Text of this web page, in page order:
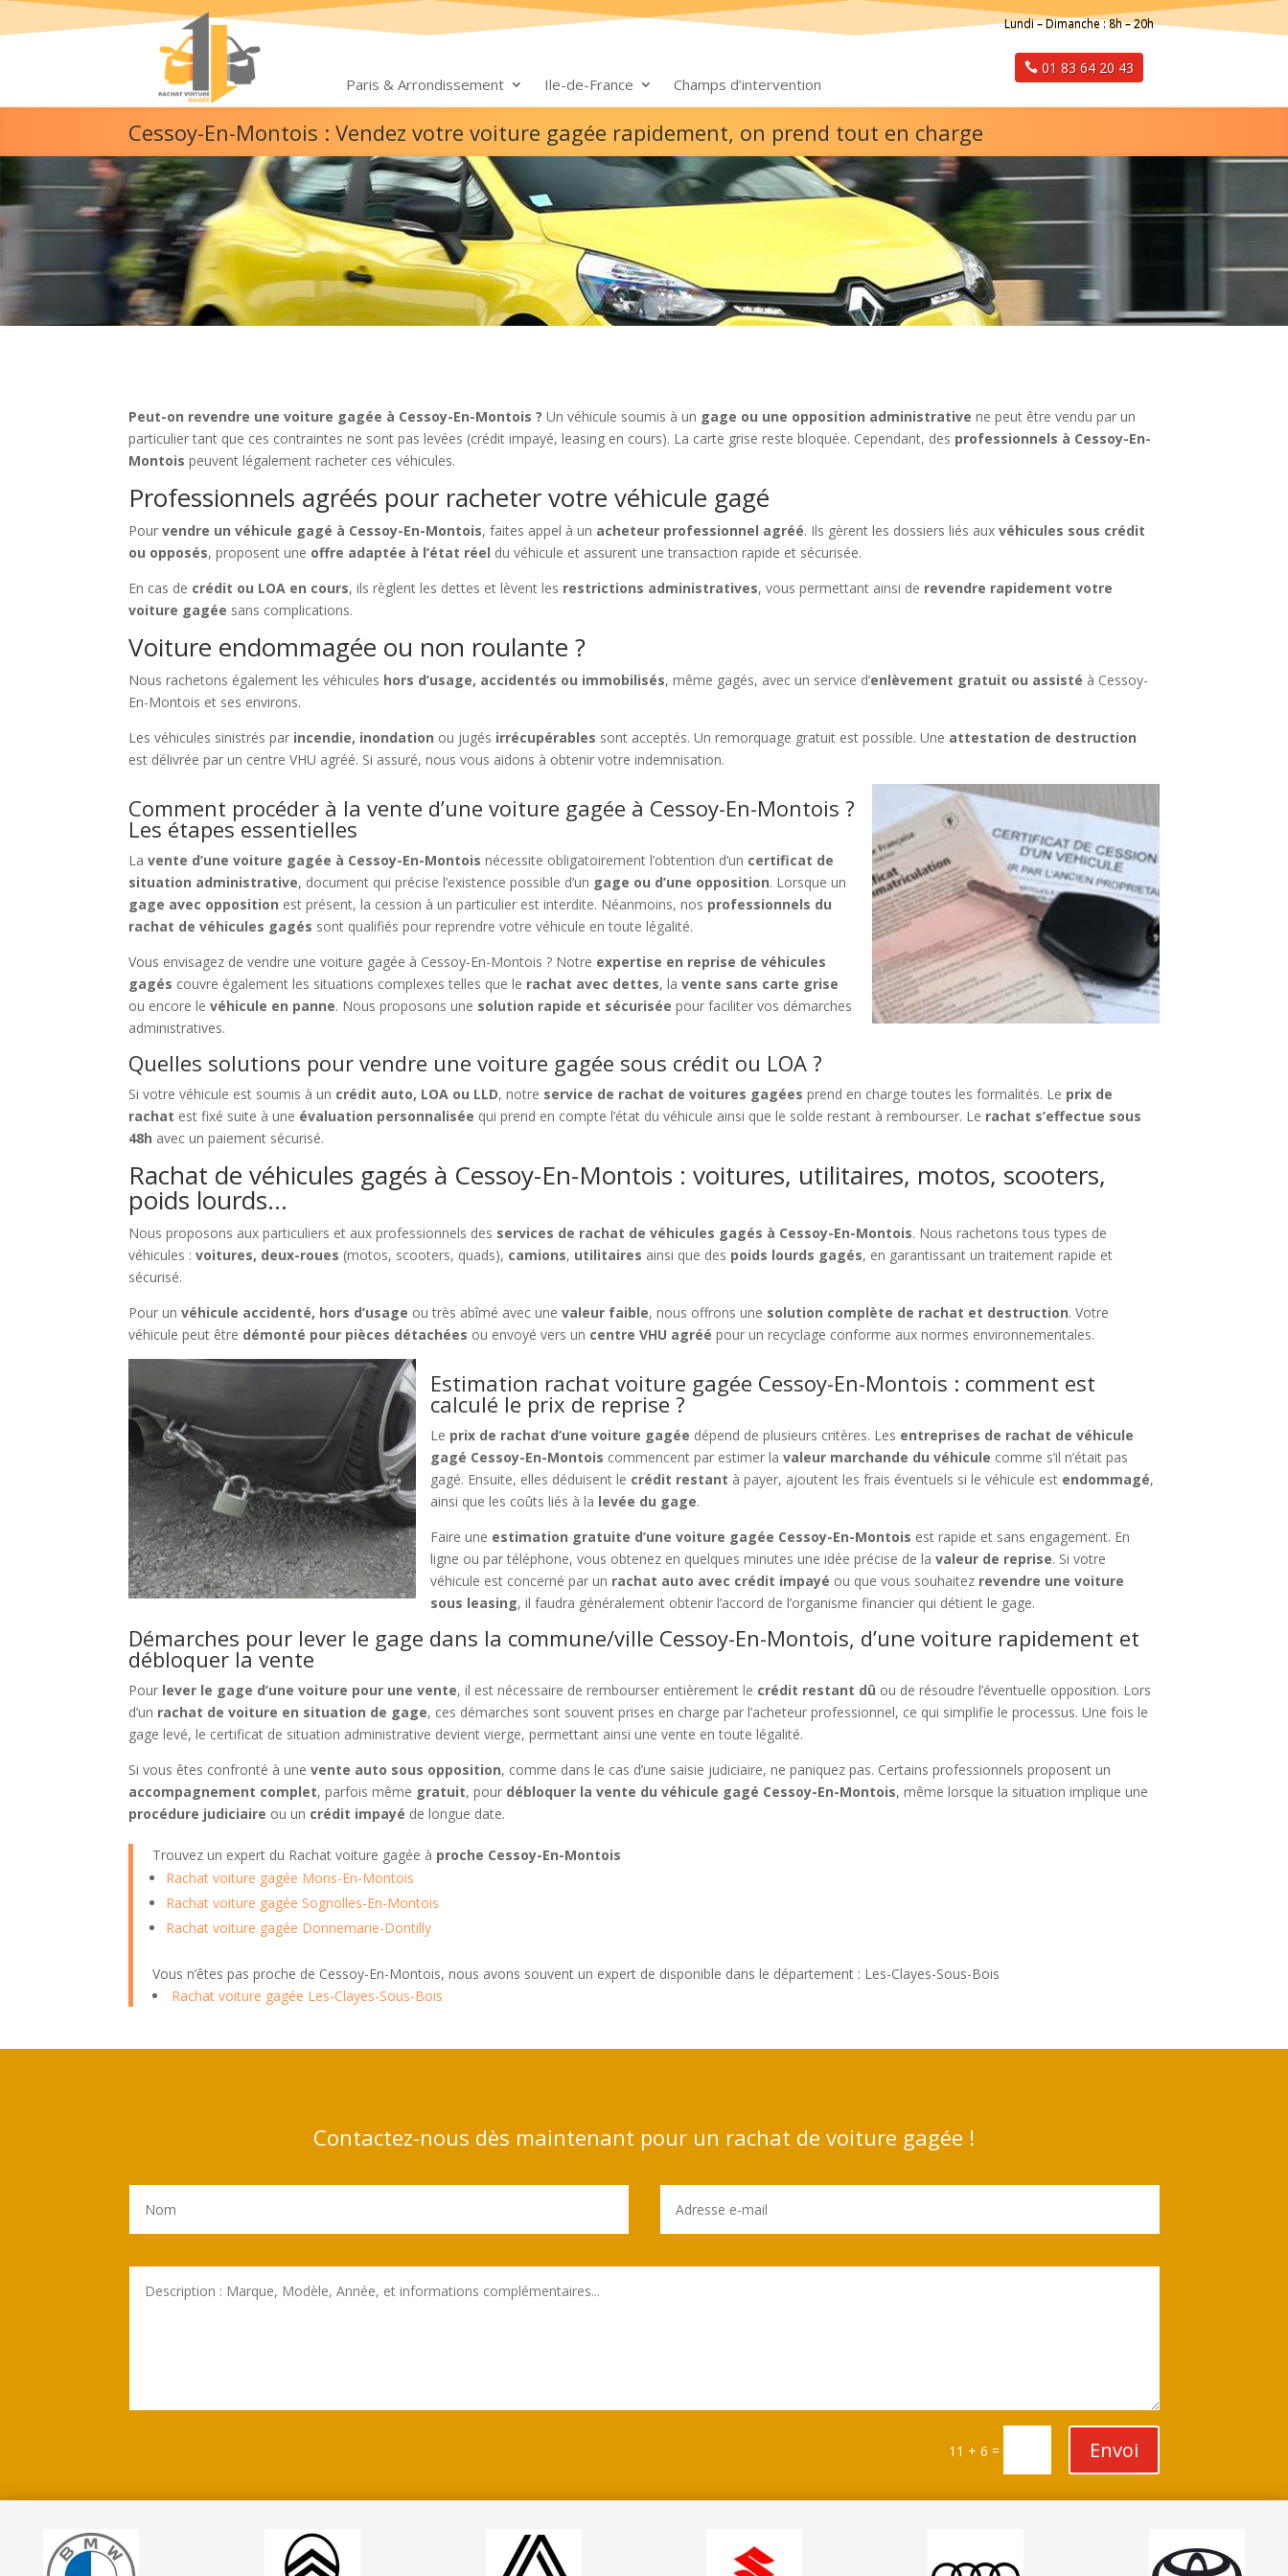
Paris & Arrondissement Ile-de-France Champs d’intervention
Lundi – Dimanche : 8h – 20h
01 83 64 20 43
Cessoy-En-Montois : Vendez votre voiture gagée rapidement, on prend tout en charge
Peut-on revendre une voiture gagée à Cessoy-En-Montois ? Un véhicule soumis à un gage ou une opposition administrative ne peut être vendu par un
particulier tant que ces contraintes ne sont pas levées (crédit impayé, leasing en cours). La carte grise reste bloquée. Cependant, des professionnels à Cessoy-En-
Montois peuvent légalement racheter ces véhicules.
Professionnels agréés pour racheter votre véhicule gagé
Pourvendre un véhicule gagé à Cessoy-En-Montois, faites appel à un acheteur professionnel agréé. Ils gèrent les dossiers liés auxvéhicules sous crédit
ou opposés, proposent une offre adaptée à l’état réel du véhicule et assurent une transaction rapide et sécurisée.
En cas de crédit ou LOA en cours, ils règlent les dettes et lèvent les restrictions administratives, vous permettant ainsi de revendre rapidement votre
voiture gagée sans complications.
Voiture endommagée ou non roulante ?
Nous rachetons également les véhicules hors d’usage, accidentés ou immobilisés, même gagés, avec un service d’enlèvement gratuit ou assisté à Cessoy-
En-Montois et ses environs.
Les véhicules sinistrés par incendie, inondation ou jugés irrécupérables sont acceptés. Un remorquage gratuit est possible. Une attestation de destruction
est délivrée par un centre VHU agréé. Si assuré, nous vous aidons à obtenir votre indemnisation.
Comment procéder à la vente d’une voiture gagée à Cessoy-En-Montois ?
Les étapes essentielles
Lavente d’une voiture gagée à Cessoy-En-Montois nécessite obligatoirement l’obtention d’un certificat de
situation administrative, document qui précise l’existence possible d’un gage ou d’une opposition. Lorsque un
gage avec opposition est présent, la cession à un particulier est interdite. Néanmoins, nos professionnels du
rachat de véhicules gagés sont qualifiés pour reprendre votre véhicule en toute légalité.
Vous envisagez de vendre une voiture gagée à Cessoy-En-Montois ? Notre expertise en reprise de véhicules
gagés couvre également les situations complexes telles que le rachat avec dettes, lavente sans carte grise
ou encore levéhicule en panne. Nous proposons une solution rapide et sécurisée pour faciliter vos démarches
administratives.
Quelles solutions pour vendre une voiture gagée sous crédit ou LOA ?
Si votre véhicule est soumis à un crédit auto, LOA ou LLD, notre service de rachat de voitures gagées prend en charge toutes les formalités. Le prix de
rachat est fixé suite à une évaluation personnalisée qui prend en compte l’état du véhicule ainsi que le solde restant à rembourser. Le rachat s’effectue sous
48h avec un paiement sécurisé.
Rachat de véhicules gagés à Cessoy-En-Montois : voitures, utilitaires, motos, scooters,
poids lourds…
Nous proposons aux particuliers et aux professionnels des services de rachat de véhicules gagés à Cessoy-En-Montois. Nous rachetons tous types de
véhicules :voitures, deux-roues (motos, scooters, quads), camions, utilitaires ainsi que des poids lourds gagés, en garantissant un traitement rapide et
sécurisé.
Pour unvéhicule accidenté, hors d’usage ou très abîmé avec unevaleur faible, nous offrons une solution complète de rachat et destruction. Votre
véhicule peut être démonté pour pièces détachées ou envoyé vers un centre VHU agréé pour un recyclage conforme aux normes environnementales.
Estimation rachat voiture gagée Cessoy-En-Montois : comment est
calculé le prix de reprise ?
Le prix de rachat d’une voiture gagée dépend de plusieurs critères. Les entreprises de rachat de véhicule
gagé Cessoy-En-Montois commencent par estimer lavaleur marchande du véhicule comme s’il n’était pas
gagé. Ensuite, elles déduisent le crédit restant à payer, ajoutent les frais éventuels si le véhicule est endommagé,
ainsi que les coûts liés à la levée du gage.
Faire une estimation gratuite d’une voiture gagée Cessoy-En-Montois est rapide et sans engagement. En
ligne ou par téléphone, vous obtenez en quelques minutes une idée précise de lavaleur de reprise. Si votre
véhicule est concerné par un rachat auto avec crédit impayé ou que vous souhaitez revendre une voiture
sous leasing, il faudra généralement obtenir l’accord de l’organisme financier qui détient le gage.
Démarches pour lever le gage dans la commune/ville Cessoy-En-Montois, d’une voiture rapidement et
débloquer la vente
Pour lever le gage d’une voiture pour une vente, il est nécessaire de rembourser entièrement le crédit restant dû ou de résoudre l’éventuelle opposition. Lors
d’un rachat de voiture en situation de gage, ces démarches sont souvent prises en charge par l’acheteur professionnel, ce qui simplifie le processus. Une fois le
gage levé, le certificat de situation administrative devient vierge, permettant ainsi une vente en toute légalité.
Si vous êtes confronté à unevente auto sous opposition, comme dans le cas d’une saisie judiciaire, ne paniquez pas. Certains professionnels proposent un
accompagnement complet, parfois même gratuit, pour débloquer la vente du véhicule gagé Cessoy-En-Montois, même lorsque la situation implique une
procédure judiciaire ou un crédit impayé de longue date.
Trouvez un expert du Rachat voiture gagée à proche Cessoy-En-Montois
Rachat voiture gagée Mons-En-Montois
Rachat voiture gagée Sognolles-En-Montois
Rachat voiture gagée Donnemarie-Dontilly
Vous n’êtes pas proche de Cessoy-En-Montois, nous avons souvent un expert de disponible dans le département : Les-Clayes-Sous-Bois
Rachat voiture gagée Les-Clayes-Sous-Bois
Contactez-nous dès maintenant pour un rachat de voiture gagée !
11 + 6 = Envoi